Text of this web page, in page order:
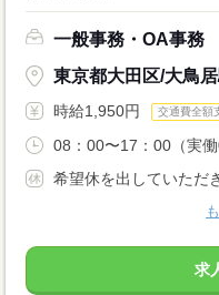
一般事務・OA事務
東京都大田区/大鳥居
時給1,950円 交通費全額
08：00〜17：00（実
希望休を出していただ
求